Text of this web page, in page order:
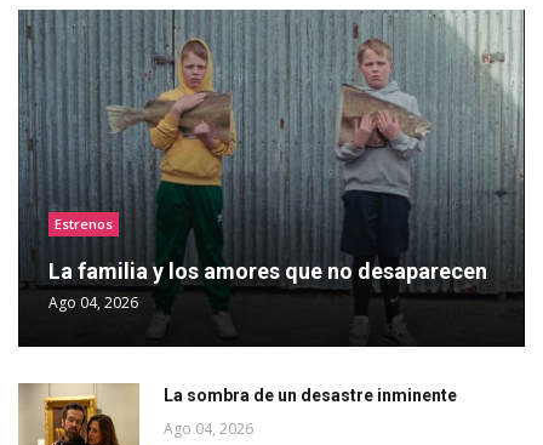
Estrenos
La familia y los amores que no desaparecen
Ago 04, 2026
La sombra de un desastre inminente
Ago 04, 2026